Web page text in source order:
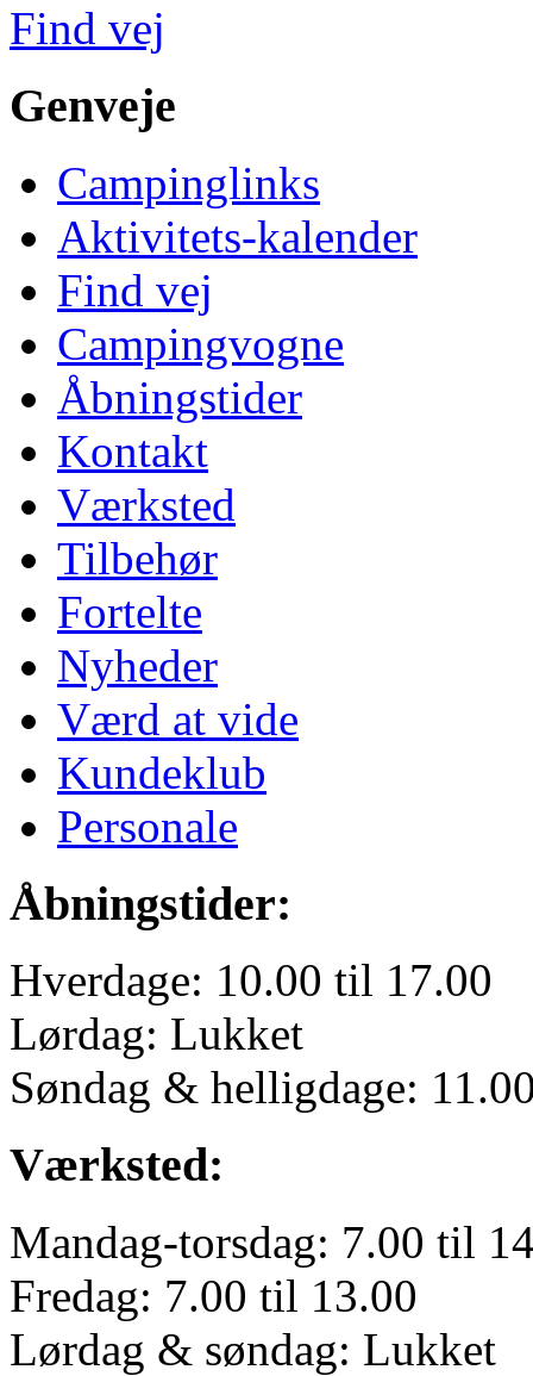
Find vej
Genveje
Campinglinks
Aktivitets-kalender
Find vej
Campingvogne
Åbningstider
Kontakt
Værksted
Tilbehør
Fortelte
Nyheder
Værd at vide
Kundeklub
Personale
Åbningstider:
Hverdage: 10.00 til 17.00
Lørdag: Lukket
Søndag & helligdage:
Værksted:
Mandag-torsdag: 7.00 til
Fredag: 7.00 til 13.00
Lørdag & søndag: Lukket